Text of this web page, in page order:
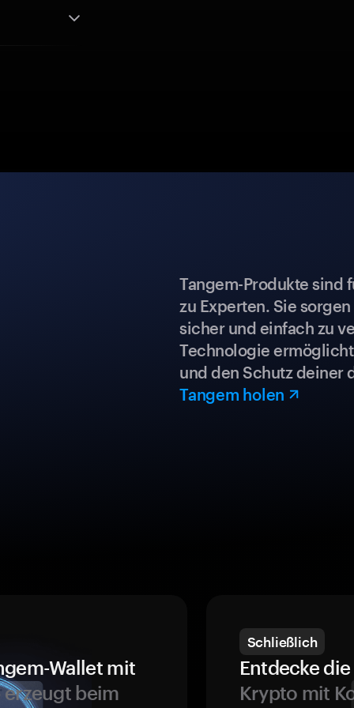
Tangem-Produkte sind
zu Experten. Sie
sicher und einfach zu
Technologie
und den Schutz deiner
Tangem holen
Wallet mit
beim
Schließlich
Entdecke
Krypto mit